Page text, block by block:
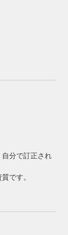
分で訂正され
です。